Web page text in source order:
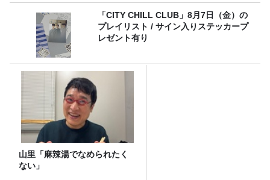
「CITY CHILL CLUB」8月7日（金）の
プレイリスト / サイン入りステッカープ
レゼント有り
山里「麻辣湯でなめられたく
ない」